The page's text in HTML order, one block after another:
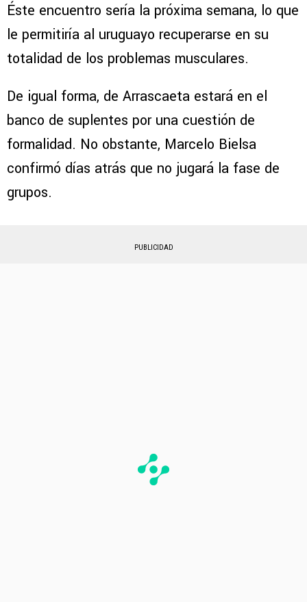
Éste encuentro sería la próxima semana, lo que
le permitiría al uruguayo recuperarse en su
totalidad de los problemas musculares.
De igual forma, de Arrascaeta estará en el
banco de suplentes por una cuestión de
formalidad. No obstante, Marcelo Bielsa
confirmó días atrás que no jugará la fase de
grupos.
PUBLICIDAD